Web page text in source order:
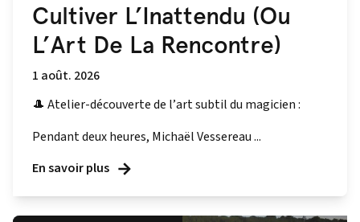
Cultiver L’Inattendu (Ou
L’Art De La Rencontre)
1 août. 2026
🎩 Atelier-découverte de l’art subtil du magicien :
Pendant deux heures, Michaël Vessereau ...
En savoir plus